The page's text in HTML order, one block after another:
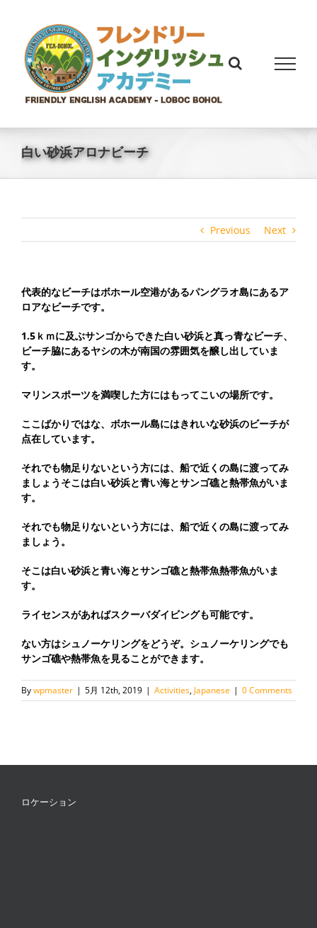
content
白い砂浜アロナビーチ
Previous Next
代表的なビーチはボホール空港があるパングラオ島にあるア
ロアなビーチです。
1.5ｋｍに及ぶサンゴからできた白い砂浜と真っ青なビーチ、
ビーチ脇にあるヤシの木が南国の雰囲気を醸し出していま
す。
マリンスポーツを満喫した方にはもってこいの場所です。
ここばかりではな、ボホール島にはきれいな砂浜のビーチが
点在しています。
それでも物足りないという方には、船で近くの島に渡ってみ
ましょうそこは白い砂浜と青い海とサンゴ礁と熱帯魚がいま
す。
それでも物足りないという方には、船で近くの島に渡ってみ
ましょう。
そこは白い砂浜と青い海とサンゴ礁と熱帯魚熱帯魚がいま
す。
ライセンスがあればスクーバダイビングも可能です。
ない方はシュノーケリングをどうぞ。シュノーケリングでも
サンゴ礁や熱帯魚を見ることができます。
Bywpmaster | 5月 12th, 2019 | Activities, Japanese | 0 Comments
ロケーション